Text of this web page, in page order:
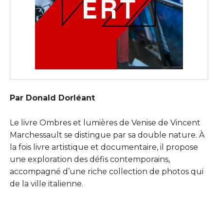
Par Donald Dorléant
Le livre Ombres et lumières de Venise de Vincent
Marchessault se distingue par sa double nature. À
la fois livre artistique et documentaire, il propose
une exploration des défis contemporains,
accompagné d’une riche collection de photos qui
de la ville italienne.